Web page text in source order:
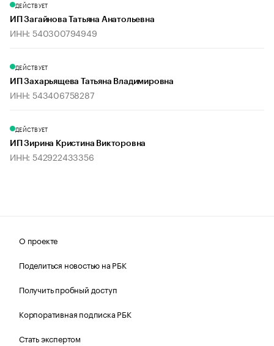
ДЕЙСТВУЕТ
ИП Загайнова Татьяна Анатольевна
ИНН: 540300794949
ДЕЙСТВУЕТ
ИП Захарьящева Татьяна Владимировна
ИНН: 543406758287
ДЕЙСТВУЕТ
ИП Зирина Кристина Викторовна
ИНН: 542922433356
О проекте
Поделиться новостью на РБК
Получить пробный доступ
Корпоративная подписка РБК
Стать экспертом